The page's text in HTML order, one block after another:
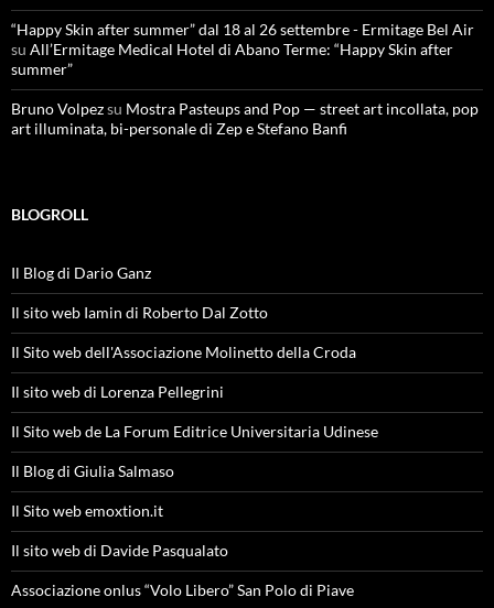
“Happy Skin after summer” dal 18 al 26 settembre - Ermitage Bel Air
su All’Ermitage Medical Hotel di Abano Terme: “Happy Skin after
summer”
Bruno Volpezsu Mostra Pasteups and Pop — street art incollata, pop
art illuminata, bi-personale di Zep e Stefano Banfi
BLOGROLL
Il Blog di Dario Ganz
Il sito web Iamin di Roberto Dal Zotto
Il Sito web dell'Associazione Molinetto della Croda
Il sito web di Lorenza Pellegrini
Il Sito web de La Forum Editrice Universitaria Udinese
Il Blog di Giulia Salmaso
Il Sito web emoxtion.it
Il sito web di Davide Pasqualato
Associazione onlus “Volo Libero” San Polo di Piave